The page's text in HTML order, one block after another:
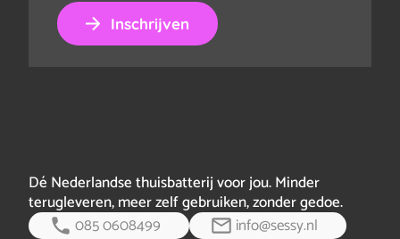
Inschrijven
Dé Nederlandse thuisbatterij voor jou. Minder
terugleveren, meer zelf gebruiken, zonder gedoe.
085 0608499
info@sessy.nl